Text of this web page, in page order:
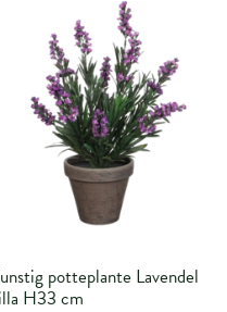
potteplante Lavendel
H33 cm